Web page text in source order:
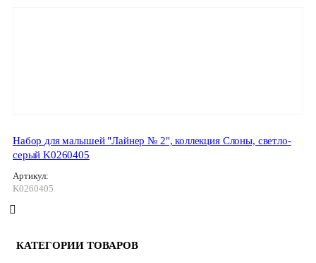
Набор для малышей "Лайнер № 2", коллекция Слоны, светло-
серый K0260405
Артикул:
K0260405
КАТЕГОРИИ ТОВАРОВ